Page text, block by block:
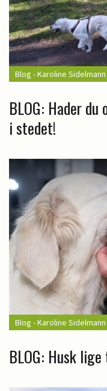
Blog - Karoline
BLOG: Hader
i stedet!
Blog - Karoline
BLOG: Husk